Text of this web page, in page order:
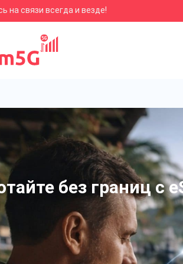
на связи всегда и везде!
без границ с